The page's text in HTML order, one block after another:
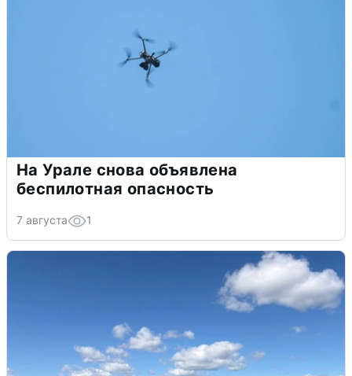
На Урале снова объявлена
беспилотная опасность
7 августа 1